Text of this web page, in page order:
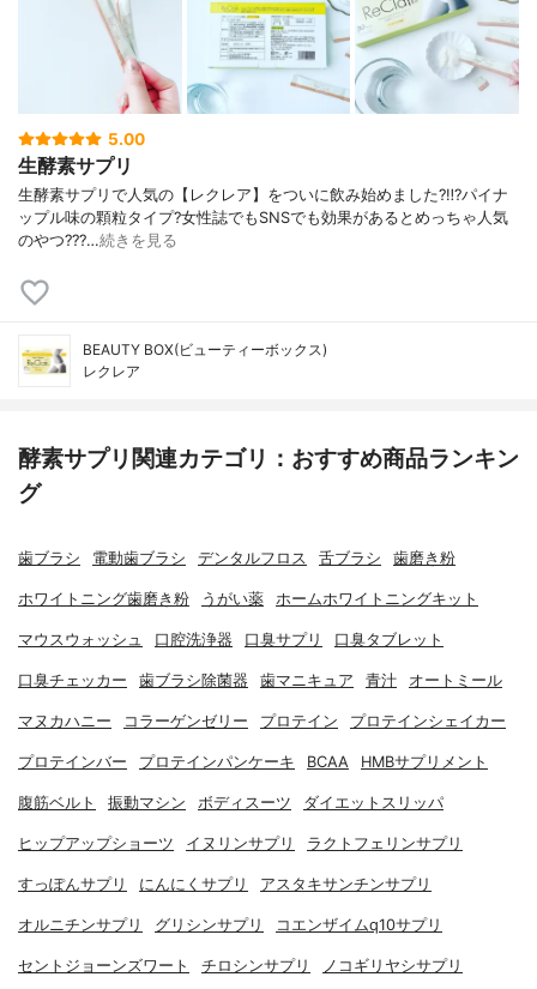
5.00
生酵素サプリ
生酵素サプリで人気の【レクレア】をついに 飲み始めました?‼︎? パイナ
ップル味の顆粒タイプ? 女性誌でもSNSでも 効果があるとめっちゃ人気
のやつ??? …続きを見る
BEAUTY BOX(ビューティーボックス)
レクレア
酵素サプリ関連カテゴリ：おすすめ商品ランキン
グ
歯ブラシ 電動歯ブラシ デンタルフロス 舌ブラシ 歯磨き粉
ホワイトニング歯磨き粉 うがい薬 ホームホワイトニングキット
マウスウォッシュ 口腔洗浄器 口臭サプリ 口臭タブレット
口臭チェッカー 歯ブラシ除菌器 歯マニキュア 青汁 オートミール
マヌカハニー コラーゲンゼリー プロテイン プロテインシェイカー
プロテインバー プロテインパンケーキ BCAA HMBサプリメント
腹筋ベルト 振動マシン ボディスーツ ダイエットスリッパ
ヒップアップショーツ イヌリンサプリ ラクトフェリンサプリ
すっぽんサプリ にんにくサプリ アスタキサンチンサプリ
オルニチンサプリ グリシンサプリ コエンザイムq10サプリ
セントジョーンズワート チロシンサプリ ノコギリヤシサプリ